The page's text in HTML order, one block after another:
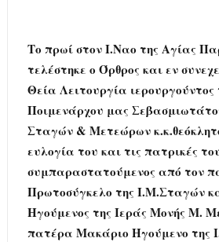
Το πρωί στον Ι.Ναο της Αγίας
τελέστηκε ο Όρθρος και εν
Θεία Λειτουργία
Ποιμενάρχου μας
Σταγών & Μετεώρων
ευλογία του και τις πατρικές
συμπαραστατούμενος από τον
Πρωτοσύγκελο της Ι.Μ.Σταγών
Ηγούμενος της Ιεράς Μονής Μ.
πατέρα Μακάριο Ηγούμενο της